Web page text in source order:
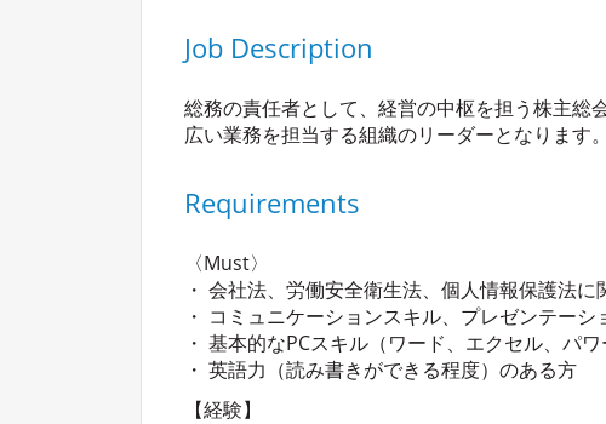
Job Description
総務の責任者として、経営の中枢を担う株主総
広い業務を担当する組織のリーダーとなります。
Requirements
〈Must〉
・ 会社法、労働安全衛生法、個人情報保護法に
・ コミュニケーションスキル、プレゼンテーシ
・ 基本的なPCスキル（ワード、エクセル、パワ
・ 英語力（読み書きができる程度）のある方
【経験】